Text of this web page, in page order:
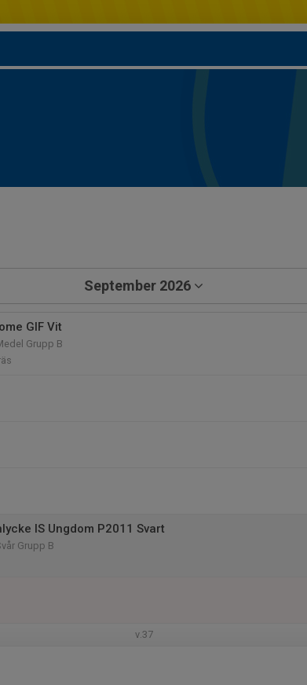
September 2026
GIF Vit
Grupp B
IS Ungdom P2011 Svart
Grupp B
v.37